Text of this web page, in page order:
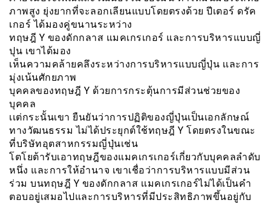
ภาพสูง ยุ่งยากที่จะลอกเลียนแบบโดยตรงด้วย ปีเตอร์ ดรัค
เกอร์ ได้มองคู่ขนานระหว่าง
ทฤษฎี Y ของดักกลาส แมคเกรเกอร์ และการบริหารแบบญี่
ปุน เขาได้มอง
เห็นความคล้ายคลึงระหว่างการบริหารแบบญี่ปุ่น เเละการ
มุ่งเน้นศักยภาพ
บุคคลของทฤษฎี Y ด้วยการกระตุ้นการมีส่วนช่วยของ
บุคคล
เเต่กระนั้นเขา ยืนยันว่าการปฏิติของญี่ปุ่นเป็นเอกลักษณ์
ทางวัฒนธรรม ไม่ได้ประยุกต์ใช้ทฤษฎี Y โดยตรงในขณะ
ที่บริษัทอุตสาหกรรมญี่ปุ่นเช่น
โตโยต้ารับเอาทฤษฎีของแมคเกรเกอร์เกี่ยวกับบุคคลลำดับ
หนึ่ง และการให้อำนาจ เขาเชื่อว่าการบริหารแบบมีส่วน
ร่วม บนทฤษฎี Y ของดักกลาส เเมคเกรเกอร์ไม่ได้เป็นคำ
ตอบอยู่เสมอไปและการบริหารที่มีประสิทธิภาพขึ้นอยู่กับ